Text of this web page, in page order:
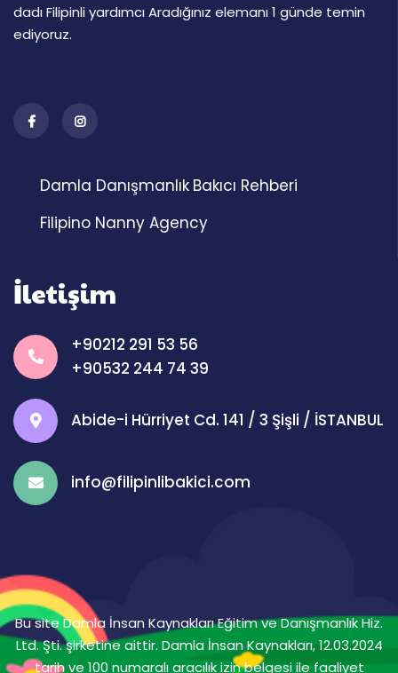
dadı Filipinli yardımcı Aradığınız elemanı 1 günde temin
ediyoruz.
Damla Danışmanlık Bakıcı Rehberi
Filipino Nanny Agency
İletişim
+90212 291 53 56
+90532 244 74 39
Abide-i Hürriyet Cd. 141 / 3 Şişli / İSTANBUL
info@filipinlibakici.com
Bu site Damla İnsan Kaynakları Eğitim ve Danışmanlık Hiz.
Ltd. Şti. şirketine aittir. Damla İnsan Kaynakları, 12.03.2024
tarih ve 100 numaralı aracılık izin belgesi ile faaliyet